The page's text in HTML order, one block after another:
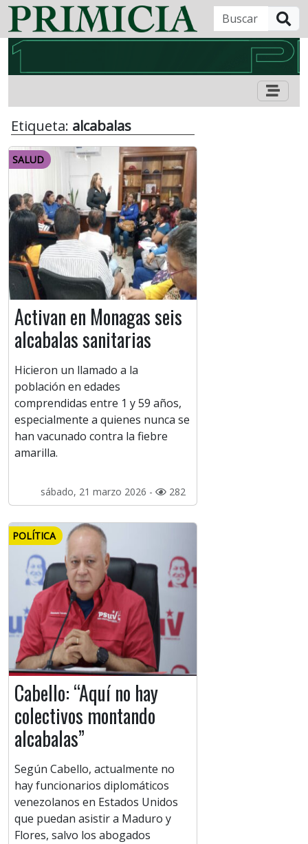
Etiqueta: alcabalas
SALUD
Activan en Monagas seis
alcabalas sanitarias
Hicieron un llamado a la
población en edades
comprendidas entre 1 y 59 años,
especialmente a quienes nunca se
han vacunado contra la fiebre
amarilla.
sábado, 21 marzo 2026 - 282
POLÍTICA
Cabello: “Aquí no hay
colectivos montando
alcabalas”
Según Cabello, actualmente no
hay funcionarios diplomáticos
venezolanos en Estados Unidos
que puedan asistir a Maduro y
Flores, salvo los abogados